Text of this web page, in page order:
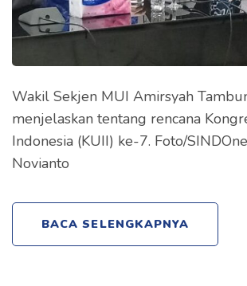
Wakil Sekjen MUI Amirsyah
menjelaskan tentang rencana
Indonesia (KUII) ke-7. Foto/
Novianto
BACA SELENGKAPNYA